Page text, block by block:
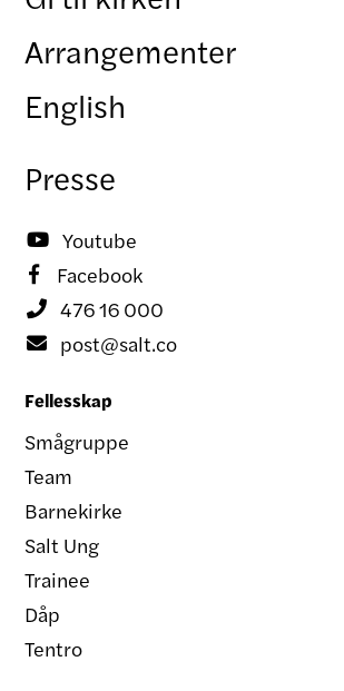
Arrangementer
English
Presse
 Youtube
 Facebook
 476 16 000
 post@salt.co
Fellesskap
Smågruppe
Team
Barnekirke
Salt Ung
Trainee
Dåp
Tentro